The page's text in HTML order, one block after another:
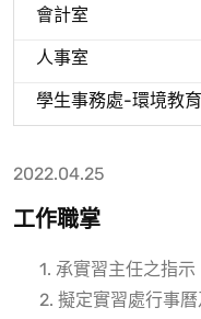
會計室
人事室
學生事務處-環境教育
2022.04.25
工作職掌
1. 承實習主任之指
2. 擬定實習處行事